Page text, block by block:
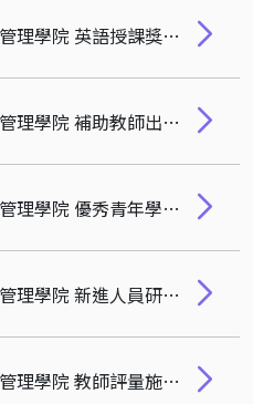
14. 國立清華大學科技管理學院 英語授課獎勵辦法
15. 國立清華大學科技管理學院 補助教師出國演講辦法
16. 國立清華大學科技管理學院 優秀青年學者獎設置辦法
17. 國立清華大學科技管理學院 新進人員研究獎設置辦法
18. 國立清華大學科技管理學院 教師評量施行細則